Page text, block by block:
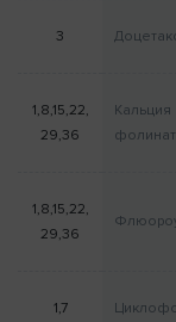
3
1,8,15,22,
29,36
Кальция
фолинат
1,8,15,22,
29,36
1,7